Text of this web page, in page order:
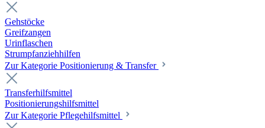
Gehstöcke
Greifzangen
Urinflaschen
Strumpfanziehhilfen
Zur Kategorie Positionierung & Transfer
Transferhilfsmittel
Positionierungshilfsmittel
Zur Kategorie Pflegehilfsmittel